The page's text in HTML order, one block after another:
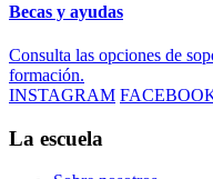
Becas y ayudas
Consulta las opciones de
formación.
INSTAGRAM
La escuela